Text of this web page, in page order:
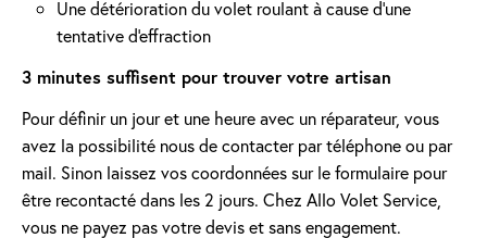
Une détérioration du volet roulant à cause d'une
tentative d'effraction
3 minutes suffisent pour trouver votre artisan
Pour définir un jour et une heure avec un réparateur, vous
avez la possibilité nous de contacter par téléphone ou par
mail. Sinon laissez vos coordonnées sur le formulaire pour
être recontacté dans les 2 jours. Chez Allo Volet Service,
vous ne payez pas votre devis et sans engagement.